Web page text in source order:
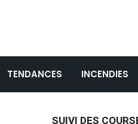
TENDANCES INCENDIES
SUIVI DES